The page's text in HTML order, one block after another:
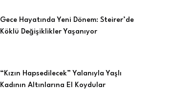
Gece Hayatında Yeni Dönem: Steirer’de
Köklü Değişiklikler Yaşanıyor
“Kızın Hapsedilecek” Yalanıyla Yaşlı
Kadının Altınlarına El Koydular